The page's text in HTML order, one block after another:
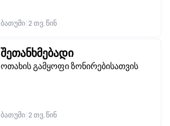
ბათუმი 2 თვ. წინ
შეთანხმებადი
ოთახის გამყოფი ზონირებისათვის
ბათუმი 2 თვ. წინ